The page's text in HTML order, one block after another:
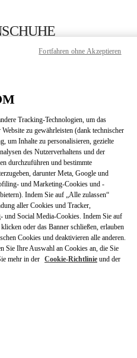
LINK
Link Opens in New Tab
Tracking-Technologien, um das
zu gewährleisten (dank technischer
um Inhalte zu personalisieren, gezielte
des Nutzerverhaltens und der
durchzuführen und bestimmte
darunter Meta, Google und
und Marketing-Cookies und -
Indem Sie auf „Alle zulassen“
aller Cookies und Tracker,
Social Media-Cookies. Indem Sie auf
oder das Banner schließen, erlauben
Cookies und deaktivieren alle anderen.
Sie Ihre Auswahl an Cookies an, die Sie
mehr in der Cookie-Richtlinie und der
Fortfahren ohne Akzeptieren